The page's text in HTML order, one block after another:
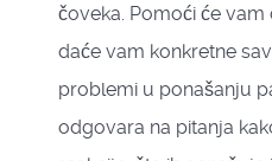
čoveka. Pomoći će
daće vam konkretne
problemi u ponašanju
odgovara na pitanja